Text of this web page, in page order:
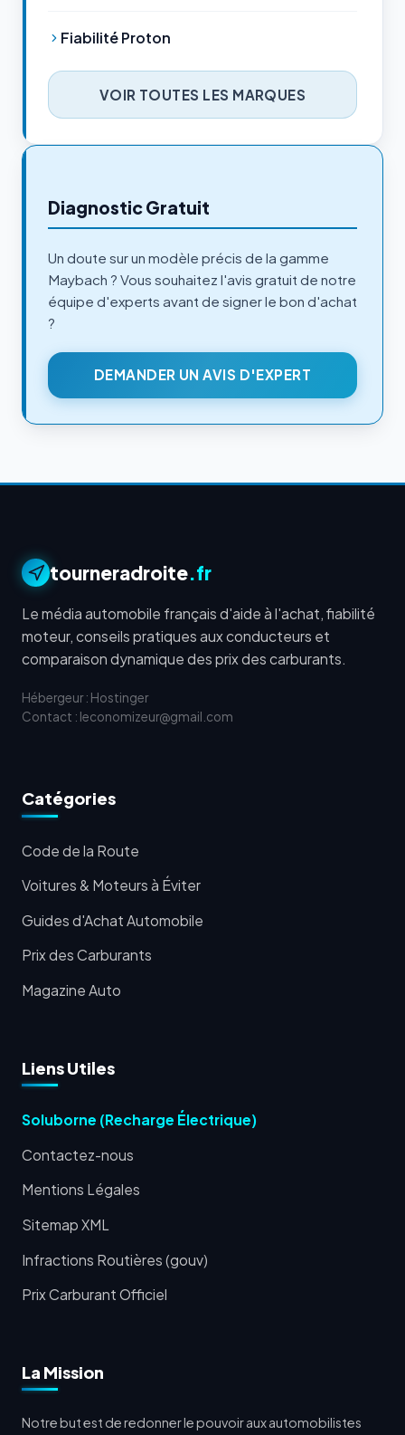
Fiabilité Proton
VOIR TOUTES LES MARQUES
Diagnostic Gratuit
Un doute sur un modèle précis de la gamme
Maybach ? Vous souhaitez l'avis gratuit de notre
équipe d'experts avant de signer le bon d'achat
?
DEMANDER UN AVIS D'EXPERT
tourneradroite.fr
Le média automobile français d'aide à l'achat, fiabilité
moteur, conseils pratiques aux conducteurs et
comparaison dynamique des prix des carburants.
Hébergeur : Hostinger
Contact : leconomizeur@gmail.com
Catégories
Code de la Route
Voitures & Moteurs à Éviter
Guides d'Achat Automobile
Prix des Carburants
Magazine Auto
Liens Utiles
Soluborne (Recharge Électrique)
Contactez-nous
Mentions Légales
Sitemap XML
Infractions Routières (gouv)
Prix Carburant Officiel
La Mission
Notre but est de redonner le pouvoir aux automobilistes